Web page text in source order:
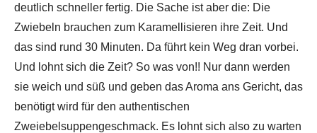
deutlich schneller fertig. Die Sache ist aber die: Die
Zwiebeln brauchen zum Karamellisieren ihre Zeit. Und
das sind rund 30 Minuten. Da führt kein Weg dran vorbei.
Und lohnt sich die Zeit? So was von!! Nur dann werden
sie weich und süß und geben das Aroma ans Gericht, das
benötigt wird für den authentischen
Zweiebelsuppengeschmack. Es lohnt sich also zu warten